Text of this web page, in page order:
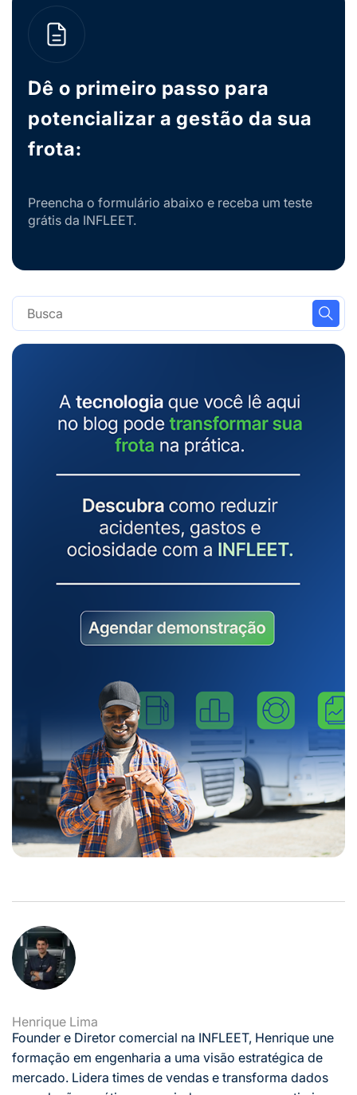
Dê o primeiro passo para
potencializar a gestão da sua
frota:
Preencha o formulário abaixo e receba um teste
grátis da INFLEET.
Henrique Lima
Founder e Diretor comercial na INFLEET, Henrique une
formação em engenharia a uma visão estratégica de
mercado. Lidera times de vendas e transforma dados